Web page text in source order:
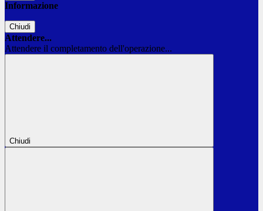
Informazione
Chiudi
Attendere...
Attendere il completamento dell'operazione...
Chiudi